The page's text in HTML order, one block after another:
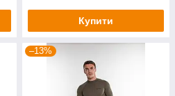
Купити
–13%